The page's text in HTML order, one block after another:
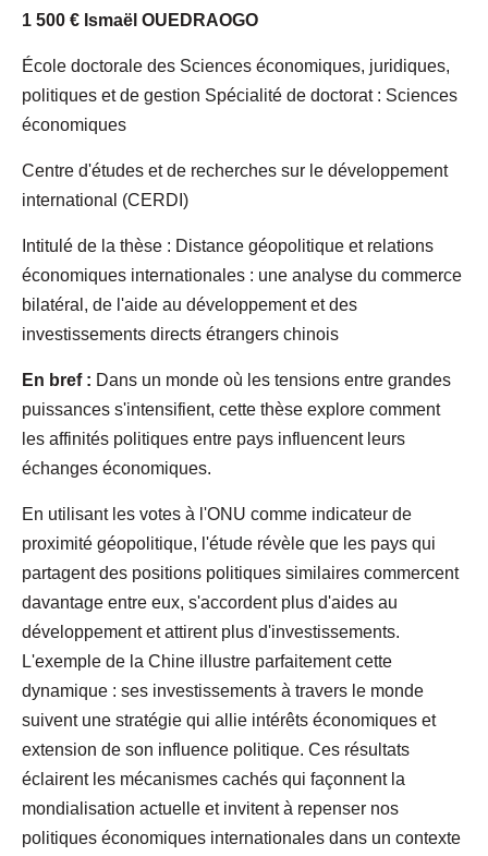
1 500 € Ismaël OUEDRAOGO
École doctorale des Sciences économiques, juridiques,
politiques et de gestion Spécialité de doctorat : Sciences
économiques
Centre d'études et de recherches sur le développement
international (CERDI)
Intitulé de la thèse : Distance géopolitique et relations
économiques internationales : une analyse du commerce
bilatéral, de l'aide au développement et des
investissements directs étrangers chinois
En bref : Dans un monde où les tensions entre grandes
puissances s'intensifient, cette thèse explore comment
les affinités politiques entre pays influencent leurs
échanges économiques.
En utilisant les votes à l'ONU comme indicateur de
proximité géopolitique, l'étude révèle que les pays qui
partagent des positions politiques similaires commercent
davantage entre eux, s'accordent plus d'aides au
développement et attirent plus d'investissements.
L'exemple de la Chine illustre parfaitement cette
dynamique : ses investissements à travers le monde
suivent une stratégie qui allie intérêts économiques et
extension de son influence politique. Ces résultats
éclairent les mécanismes cachés qui façonnent la
mondialisation actuelle et invitent à repenser nos
politiques économiques internationales dans un contexte